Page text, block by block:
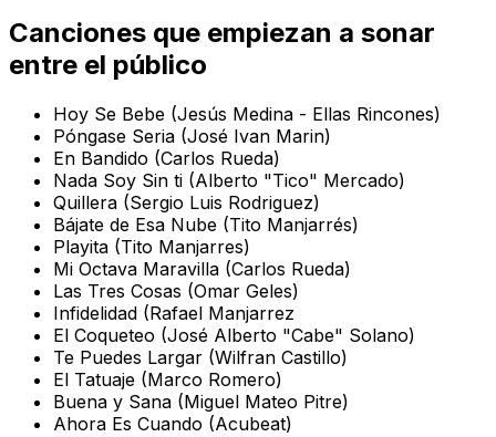
Canciones que empiezan a sonar
entre el público
Hoy Se Bebe (Jesús Medina - Ellas Rincones)
Póngase Seria (José Ivan Marin)
En Bandido (Carlos Rueda)
Nada Soy Sin ti (Alberto "Tico" Mercado)
Quillera (Sergio Luis Rodriguez)
Bájate de Esa Nube (Tito Manjarrés)
Playita (Tito Manjarres)
Mi Octava Maravilla (Carlos Rueda)
Las Tres Cosas (Omar Geles)
Infidelidad (Rafael Manjarrez
El Coqueteo (José Alberto "Cabe" Solano)
Te Puedes Largar (Wilfran Castillo)
El Tatuaje (Marco Romero)
Buena y Sana (Miguel Mateo Pitre)
Ahora Es Cuando (Acubeat)